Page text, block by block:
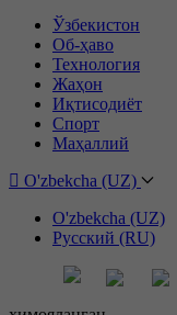
Ўзбекистон
Об-ҳаво
Технология
Жаҳон
Иқтисодиёт
Спорт
Маҳаллий
O'zbekcha (UZ)
O'zbekcha (UZ)
Русский (RU)